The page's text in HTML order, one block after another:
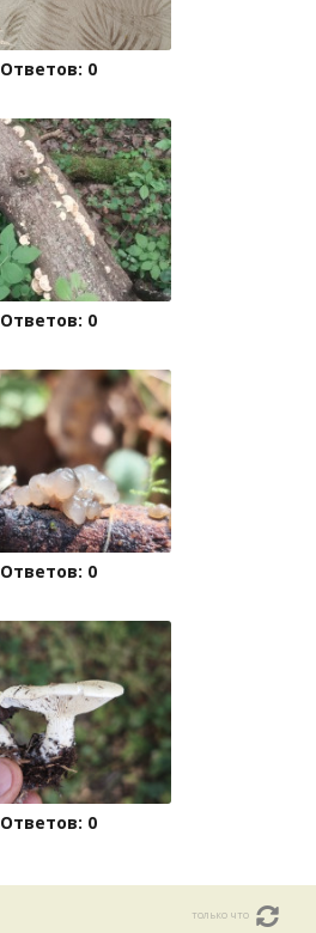
Ответов: 0
Ответов: 0
Ответов: 0
Ответов: 0
только что